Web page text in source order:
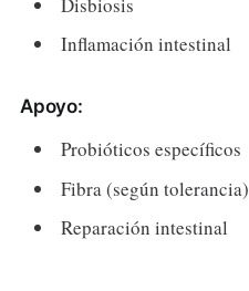
Inflamación intestinal
Apoyo:
Probióticos específicos
Fibra (según tolerancia)
Reparación intestinal